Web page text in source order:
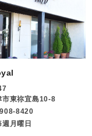
市東祢宜島10-8
8420
月曜日